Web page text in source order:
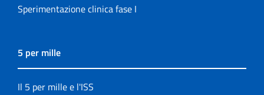
Sperimentazione clinica fase I
5 per mille
Il 5 per mille e l'ISS